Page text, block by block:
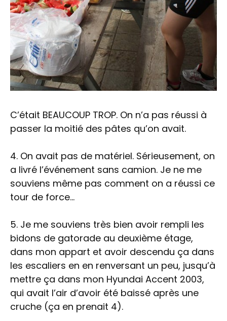
C’était BEAUCOUP TROP. On n’a pas réussi à
passer la moitié des pâtes qu’on avait.
4. On avait pas de matériel. Sérieusement, on
a livré l’événement sans camion. Je ne me
souviens même pas comment on a réussi ce
tour de force…
5. Je me souviens très bien avoir rempli les
bidons de gatorade au deuxième étage,
dans mon appart et avoir descendu ça dans
les escaliers en en renversant un peu, jusqu’à
mettre ça dans mon Hyundai Accent 2003,
qui avait l’air d’avoir été baissé après une
cruche (ça en prenait 4).